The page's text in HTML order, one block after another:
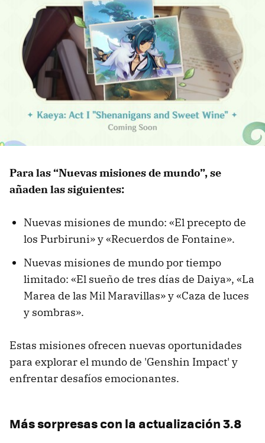
Para las “Nuevas misiones de mundo”, se
añaden las siguientes:
Nuevas misiones de mundo: «El precepto de
los Purbiruni» y «Recuerdos de Fontaine».
Nuevas misiones de mundo por tiempo
limitado: «El sueño de tres días de Daiya», «La
Marea de las Mil Maravillas» y «Caza de luces
y sombras».
Estas misiones ofrecen nuevas oportunidades
para explorar el mundo de 'Genshin Impact' y
enfrentar desafíos emocionantes.
Más sorpresas con la actualización 3.8